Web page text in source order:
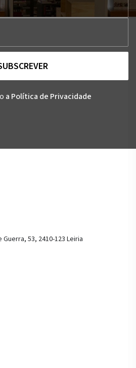
a Política de Privacidade
53, 2410-123 Leiria